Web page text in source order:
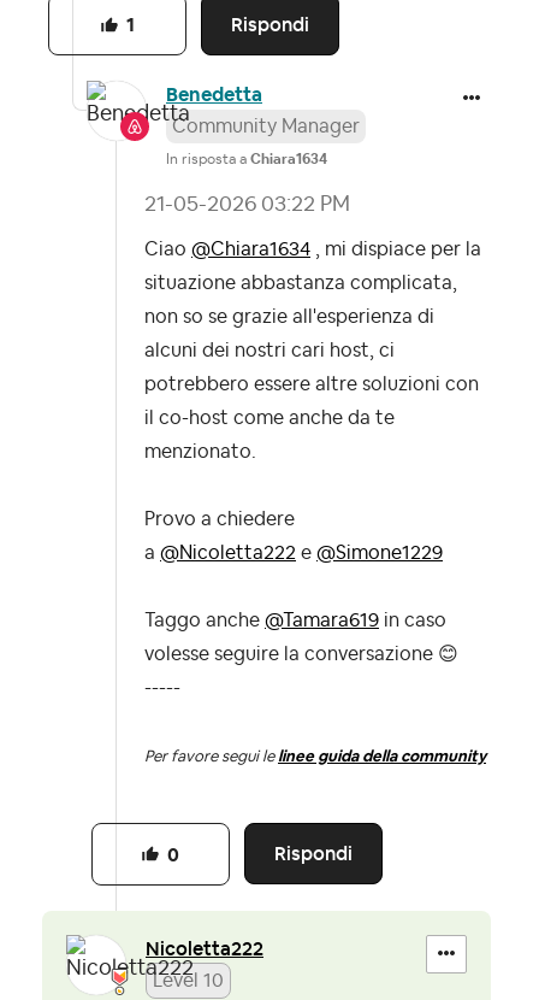
Rispondi
1
Benedetta
Community Manager
In risposta a Chiara1634
‎21-05-2026 03:22 PM
Ciao @Chiara1634 , mi dispiace per la
situazione abbastanza complicata,
non so se grazie all'esperienza di
alcuni dei nostri cari host, ci
potrebbero essere altre soluzioni con
il co-host come anche da te
menzionato.
Provo a chiedere
a @Nicoletta222 e @Simone1229
Taggo anche @Tamara619 in caso
volesse seguire la conversazione 😊
-----
Per favore segui le linee guida della community
Rispondi
0
Nicoletta222
Level 10